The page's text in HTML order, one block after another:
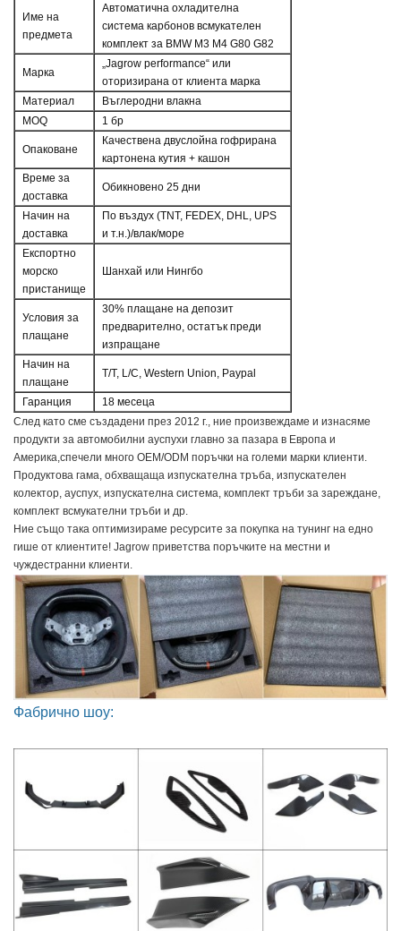
Име на
предмета
Автоматична охладителна
система карбонов всмукателен
комплект за BMW M3 M4 G80 G82
Марка
„Jagrow performance“ или
оторизирана от клиента марка
Материал
Въглеродни влакна
MOQ
1 бр
Опаковане
Качествена двуслойна гофрирана
картонена кутия + кашон
Време за
доставка
Обикновено 25 дни
Начин на
доставка
По въздух (TNT, FEDEX, DHL, UPS
и т.н.)/влак/море
Експортно
морско
пристанище
Шанхай или Нингбо
Условия за
плащане
30% плащане на депозит
предварително, остатък преди
изпращане
Начин на
плащане
T/T, L/C, Western Union, Paypal
Гаранция
18 месеца
След като сме създадени през 2012 г., ние произвеждаме и изнасяме
продукти за автомобилни ауспухи главно за пазара в Европа и
Америка, спечели много OEM/ODM поръчки на големи марки клиенти.
Продуктова гама, обхващаща изпускателна тръба, изпускателен
колектор, ауспух, изпускателна система, комплект тръби за зареждане,
комплект всмукателни тръби и др.
Ние също така оптимизираме ресурсите за покупка на тунинг на едно
гише от клиентите! Jagrow приветства поръчките на местни и
чуждестранни клиенти.
Фабрично шоу: